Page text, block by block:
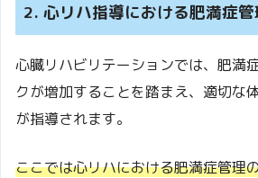
2. 心リハ指導における肥満症
心臓リハビリテーションでは、肥満
クが増加することを踏まえ、適切な
が指導されます。
ここでは心リハにおける肥満症管理